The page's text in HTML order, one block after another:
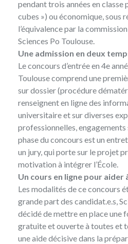
pendant trois années en
cubes ») ou économique, sous
l’équivalence par la
Sciences Po Toulouse.
Une admission en deux
Le concours d’entrée en 4e
Toulouse comprend une
sur dossier (procédure
renseignent en ligne des
universitaire et sur diverses
professionnelles,
phase du concours est un
un jury, qui porte sur le projet
motivation à intégrer l’École.
Un cours en ligne pour aider
Les modalités de ce concours
grande part des candidat.e.s,
décidé de mettre en place une
gratuite et ouverte à toutes et
une aide décisive dans la